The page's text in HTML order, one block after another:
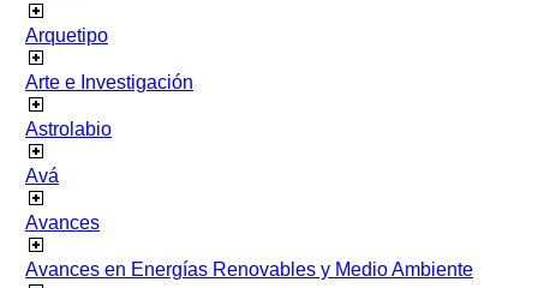
Arquetipo
Arte e Investigación
Astrolabio
Avá
Avances
Avances en Energías Renovables y Medio Ambiente